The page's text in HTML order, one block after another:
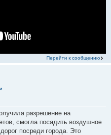
Перейти к сообщению
разрешение на
смогла посадить воздушное
посреди города. Это